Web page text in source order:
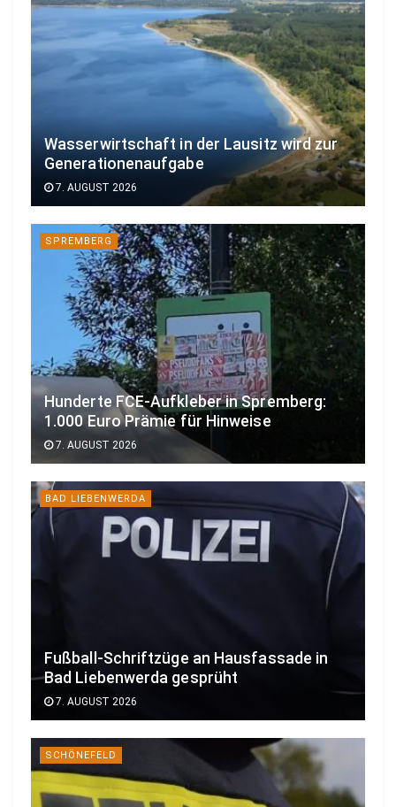
Wasserwirtschaft in der Lausitz wird zur
Generationenaufgabe
7. AUGUST 2026
SPREMBERG
Hunderte FCE-Aufkleber in Spremberg:
1.000 Euro Prämie für Hinweise
7. AUGUST 2026
BAD LIEBENWERDA
Fußball-Schriftzüge an Hausfassade in
Bad Liebenwerda gesprüht
7. AUGUST 2026
SCHÖNEFELD